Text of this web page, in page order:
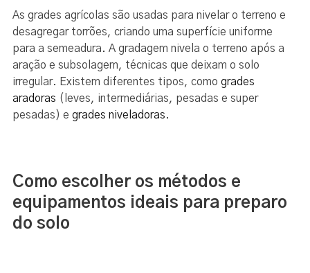
As grades agrícolas são usadas para nivelar o terreno e
desagregar torrões, criando uma superfície uniforme
para a semeadura. A gradagem nivela o terreno após a
aração e subsolagem, técnicas que deixam o solo
irregular. Existem diferentes tipos, como grades
aradoras (leves, intermediárias, pesadas e super
pesadas) e grades niveladoras.
Como escolher os métodos e
equipamentos ideais para preparo
do solo